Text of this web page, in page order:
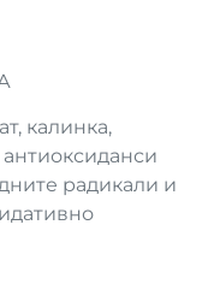
калинка,
радикали и